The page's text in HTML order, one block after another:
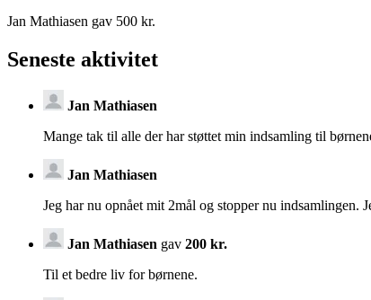
Jan Mathiasen gav 500 kr.
Seneste aktivitet
Jan Mathiasen
Mange tak til alle der har støttet min indsamling til
Jan Mathiasen
Jeg har nu opnået mit 2mål og stopper nu
Jan Mathiasen gav 200 kr.
Til et bedre liv for børnene.